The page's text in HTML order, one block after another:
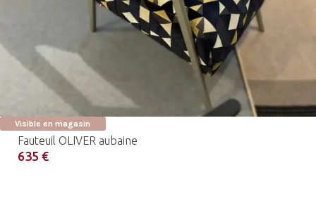
Visible en magasin
Fauteuil OLIVER aubaine
635 €